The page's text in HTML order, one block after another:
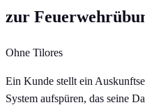
zur
Ohne Tilores
Ein Kunde stellt ein
System aufspüren, das seine